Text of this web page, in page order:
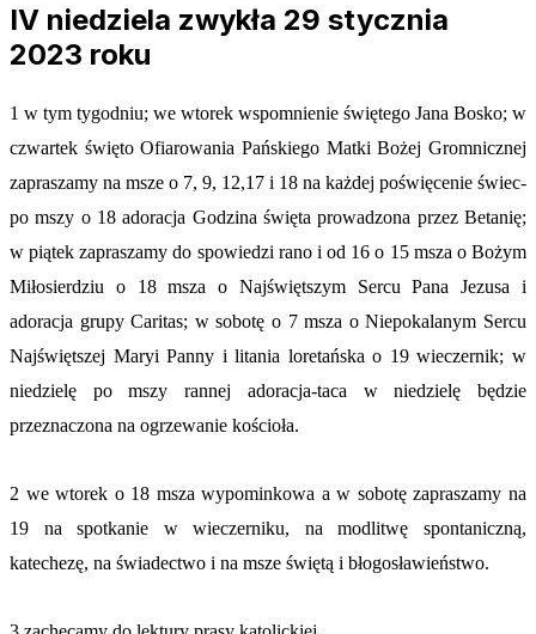
IV niedziela zwykła 29 stycznia
2023 roku
1 w tym tygodniu; we wtorek wspomnienie świętego Jana Bosko; w
czwartek święto Ofiarowania Pańskiego Matki Bożej Gromnicznej
zapraszamy na msze o 7, 9, 12,17 i 18 na każdej poświęcenie świec-
po mszy o 18 adoracja Godzina święta prowadzona przez Betanię;
w piątek zapraszamy do spowiedzi rano i od 16 o 15 msza o Bożym
Miłosierdziu o 18 msza o Najświętszym Sercu Pana Jezusa i
adoracja grupy Caritas; w sobotę o 7 msza o Niepokalanym Sercu
Najświętszej Maryi Panny i litania loretańska o 19 wieczernik; w
niedzielę po mszy rannej adoracja-taca w niedzielę będzie
przeznaczona na ogrzewanie kościoła.
2 we wtorek o 18 msza wypominkowa a w sobotę zapraszamy na
19 na spotkanie w wieczerniku, na modlitwę spontaniczną,
katechezę, na świadectwo i na msze świętą i błogosławieństwo.